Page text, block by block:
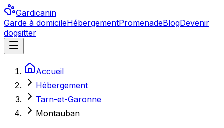
Gardicanin
Garde à domicileHébergementPromenadeBlogDevenir
dogsitter
Accueil
Hébergement
Tarn-et-Garonne
Montauban